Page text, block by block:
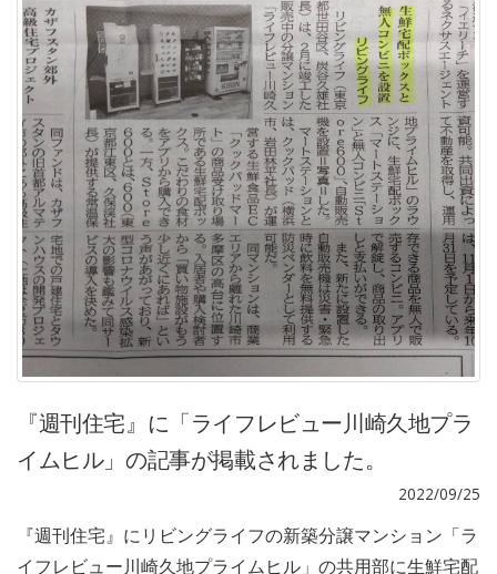
『週刊住宅』に「ライフレビュー川崎久地プラ
イムヒル」の記事が掲載されました。
2022/09/25
『週刊住宅』にリビングライフの新築分譲マンション「ラ
イフレビュー川崎久地プライムヒル」の共用部に生鮮宅配